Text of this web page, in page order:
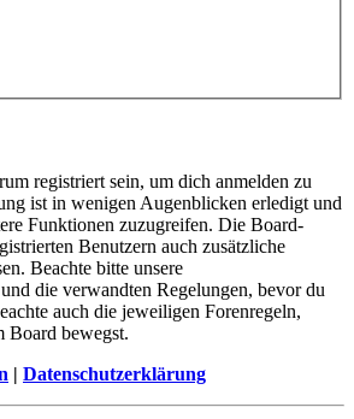
registriert sein, um dich anmelden zu
ist in wenigen Augenblicken erledigt und
Funktionen zuzugreifen. Die Board-
Benutzern auch zusätzliche
Beachte bitte unsere
die verwandten Regelungen, bevor du
auch die jeweiligen Forenregeln,
Board bewegst.
| Datenschutzerklärung